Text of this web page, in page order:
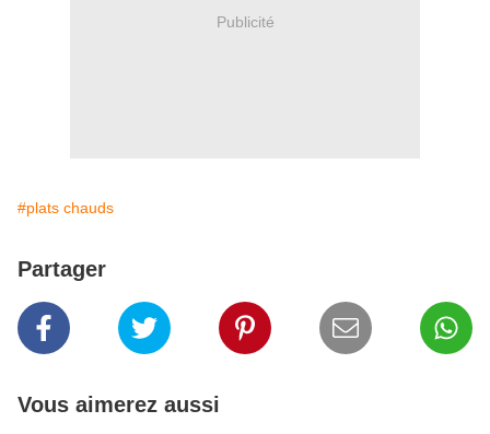
Publicité
#plats chauds
Partager
Vous aimerez aussi